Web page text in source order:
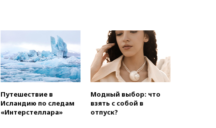
вчера, 18:55
Минобороны
отчиталось об ударах по двум
украинским сухогрузам в
Черном море
вчера, 18:47Школьники из РФ
стали абсолютными
чемпионами на олимпиаде по
Путешествие в
Исландию по следам
«Интерстеллара»
Модный выбор: что
взять с собой в
отпуск?